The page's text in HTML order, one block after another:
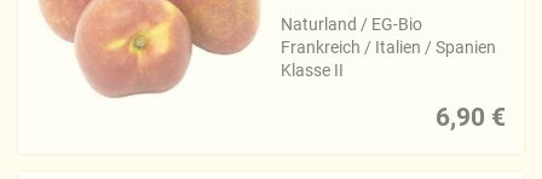
Naturland / EG-Bio
Frankreich / Italien / Spanien
Klasse II
6,90 €